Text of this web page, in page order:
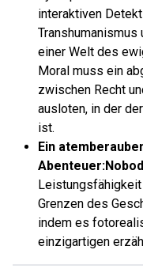
interaktiven
einer Welt des
Moral muss ein
zwischen Recht
ausloten, in der
ist.
Ein
Abenteuer:
Leistungsfähigkeit
Grenzen des
indem es
einzigartigen